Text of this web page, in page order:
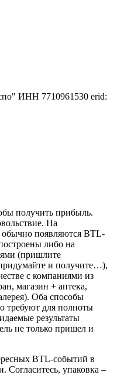
ИНН 7710961530 erid:
получить прибыль.
На
обычно появляются BTL-
либо на
(пришлите
и получите…),
с компаниями из
магазин + аптека,
Оба способы
требуют для полноты
результаты
не только пришел и
BTL-событий в
Согласитесь, упаковка –